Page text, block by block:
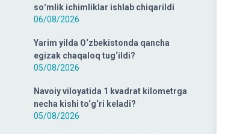
soʻmlik ichimliklar ishlab chiqarildi
06/08/2026
Yarim yilda O‘zbekistonda qancha
egizak chaqaloq tug‘ildi?
05/08/2026
Navoiy viloyatida 1 kvadrat kilometrga
necha kishi to‘g‘ri keladi?
05/08/2026